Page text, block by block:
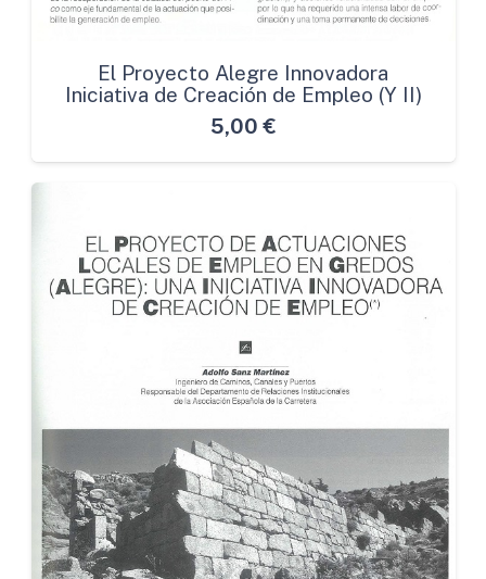
El Proyecto Alegre Innovadora
Iniciativa de Creación de Empleo (Y II)
5,00 €